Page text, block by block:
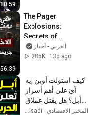
10:59
56:39
The Pager
Explosions:
Secrets of
Infiltrating
Hezbollah | An
Mission
العربي - أخبار
285K
13d ago
أبل؟ هل يقتل عملاق